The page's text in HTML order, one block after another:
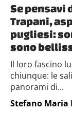
Se pensavi
Trapani,
pugliesi:
sono
Il loro fascino
chiunque: le
panorami di...
Stefano Maria